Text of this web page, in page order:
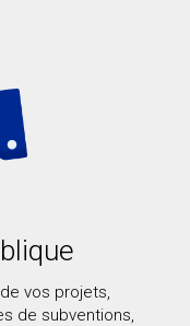
vos projets,
de subventions,